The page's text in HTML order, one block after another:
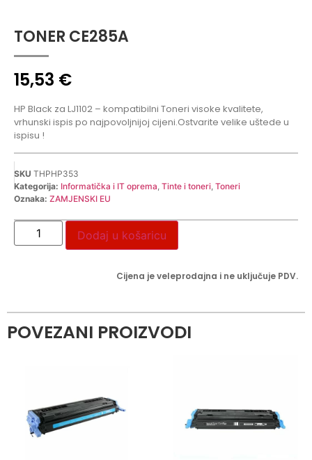
TONER CE285A
15,53 €
HP Black za LJ1102 – kompatibilni Toneri visoke kvalitete,
vrhunski ispis po najpovoljnijoj cijeni.Ostvarite velike uštede u
ispisu !
SKU THPHP353
Kategorija: Informatička i IT oprema Tinte i toneri Toneri
Oznaka: ZAMJENSKI EU
Dodaj u košaricu
Cijena je veleprodajna i ne uključuje PDV.
POVEZANI PROIZVODI